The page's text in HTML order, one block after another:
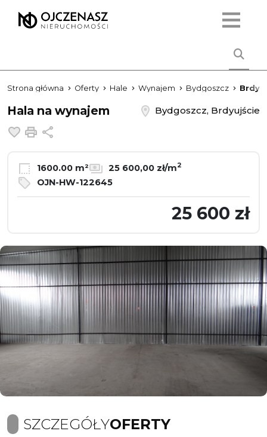
Strona główna Oferty Hale Wynajem Bydgoszcz
Hala na wynajem
Bydgoszcz, Brdyujście
Dodaj do ulubionych
Drukuj
1600.00 m² 25 600,00 zł/m2
OJN-HW-122645
25 600 zł
SZCZEGÓŁYOFERTY